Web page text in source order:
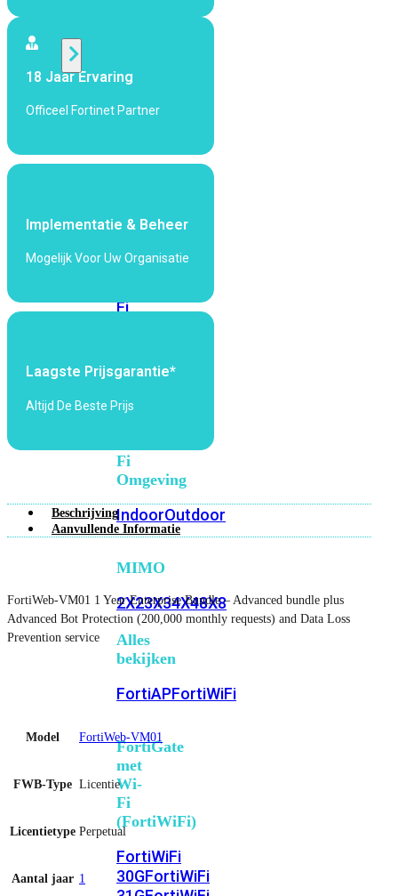
Alle
Access
Wi-
Fi
Fi
6EWi-
7
Fi
Omgeving
IndoorOutdoor
MIMO
2X23X34X48X8
Alles
bekijken
FortiAPFortiWiFi
FortiGate
met
Wi-
Fi
(FortiWiFi)
FortiWiFi
30GFortiWiFi
18 Jaar Ervaring
Officeel Fortinet Partner
Implementatie & Beheer
Mogelijk Voor Uw Organisatie
Laagste Prijsgarantie*
Altijd De Beste Prijs
Beschrijving
Aanvullende Informatie
FortiWeb-VM01 1 Year Enterprise Bundle – Advanced bundle plus
Advanced Bot Protection (200,000 monthly requests) and Data Loss
Prevention service
Model FortiWeb-VM01
FWB-Type Licentie
Licentietype Perpetual
Aantal jaar 1